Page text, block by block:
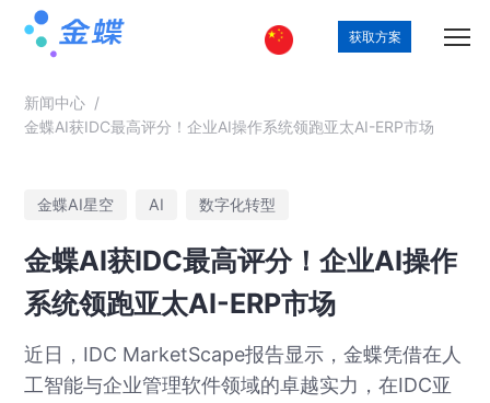
获取方案
新闻中心 /
金蝶AI获IDC最高评分！企业AI操作系统领跑亚太AI-ERP市场
金蝶AI星空 AI 数字化转型
金蝶AI获IDC最高评分！企业AI操作
系统领跑亚太AI-ERP市场
近日，IDC MarketScape报告显示，金蝶凭借在人
工智能与企业管理软件领域的卓越实力，在IDC亚